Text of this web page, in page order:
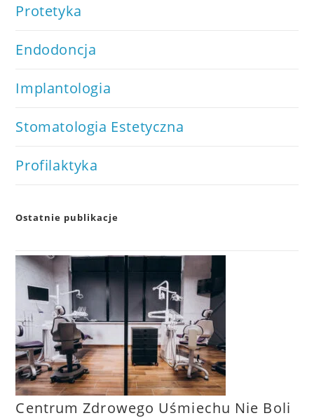
Protetyka
Endodoncja
Implantologia
Stomatologia Estetyczna
Profilaktyka
Ostatnie publikacje
Centrum Zdrowego Uśmiechu Nie Boli